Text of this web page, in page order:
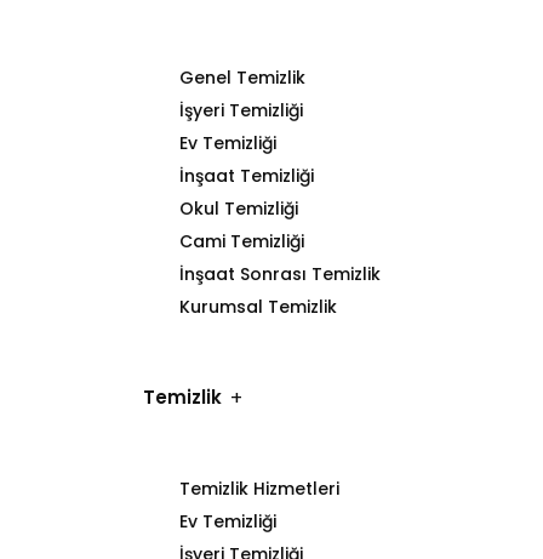
Genel Temizlik
İşyeri Temizliği
Ev Temizliği
İnşaat Temizliği
Okul Temizliği
Cami Temizliği
İnşaat Sonrası Temizlik
Kurumsal Temizlik
Temizlik
Temizlik Hizmetleri
Ev Temizliği
İşyeri Temizliği